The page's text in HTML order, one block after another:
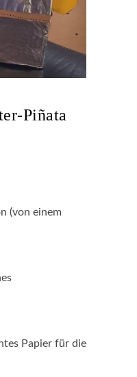
Piñata
(von einem
Papier für die